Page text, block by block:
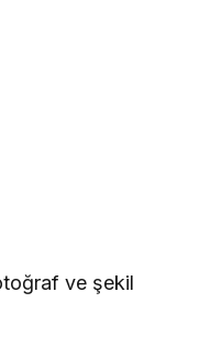
ve şekil